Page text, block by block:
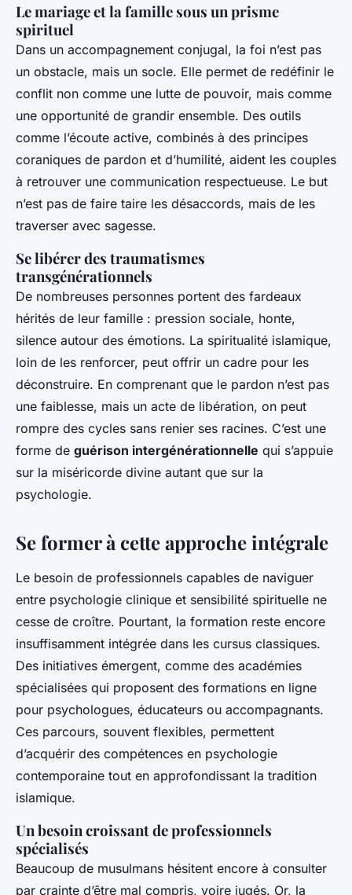
Le mariage et la famille sous un prisme
spirituel
Dans un accompagnement conjugal, la foi n’est pas
un obstacle, mais un socle. Elle permet de redéfinir le
conflit non comme une lutte de pouvoir, mais comme
une opportunité de grandir ensemble. Des outils
comme l’écoute active, combinés à des principes
coraniques de pardon et d’humilité, aident les couples
à retrouver une communication respectueuse. Le but
n’est pas de faire taire les désaccords, mais de les
traverser avec sagesse.
Se libérer des traumatismes
transgénérationnels
De nombreuses personnes portent des fardeaux
hérités de leur famille : pression sociale, honte,
silence autour des émotions. La spiritualité islamique,
loin de les renforcer, peut offrir un cadre pour les
déconstruire. En comprenant que le pardon n’est pas
une faiblesse, mais un acte de libération, on peut
rompre des cycles sans renier ses racines. C’est une
forme de guérison intergénérationnelle qui s’appuie
sur la miséricorde divine autant que sur la
psychologie.
Se former à cette approche intégrale
Le besoin de professionnels capables de naviguer
entre psychologie clinique et sensibilité spirituelle ne
cesse de croître. Pourtant, la formation reste encore
insuffisamment intégrée dans les cursus classiques.
Des initiatives émergent, comme des académies
spécialisées qui proposent des formations en ligne
pour psychologues, éducateurs ou accompagnants.
Ces parcours, souvent flexibles, permettent
d’acquérir des compétences en psychologie
contemporaine tout en approfondissant la tradition
islamique.
Un besoin croissant de professionnels
spécialisés
Beaucoup de musulmans hésitent encore à consulter
par crainte d’être mal compris, voire jugés. Or, la